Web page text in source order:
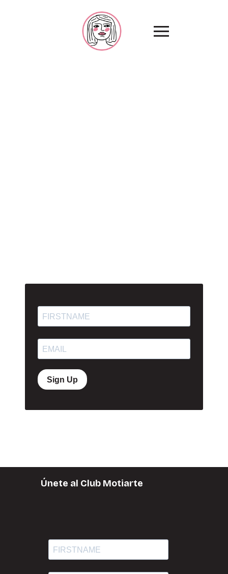
Sign Up
Únete al Club Motiarte